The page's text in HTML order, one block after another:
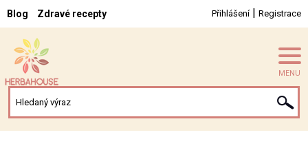
Blog Zdravé recepty Přihlášení| Registrace
MENU